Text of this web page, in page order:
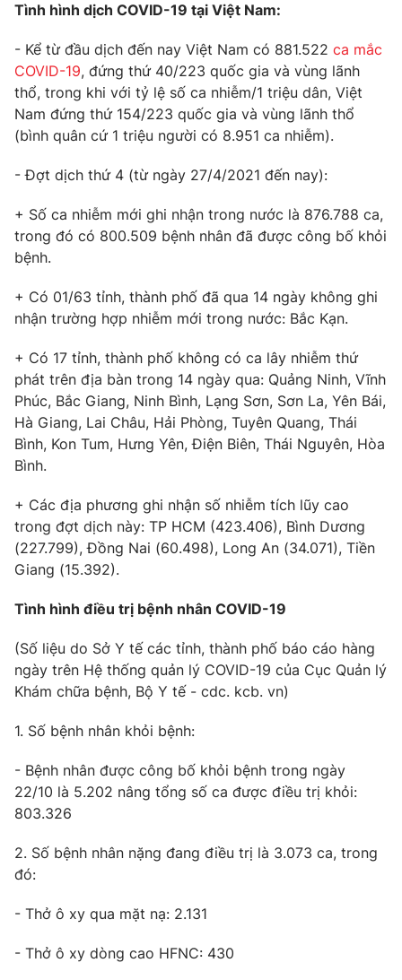
Tin tức
Thế giới đó đây
Câu chuyện quốc tế
Tài chính
Thị trường
Góc doanh nghiệp
Dữ liệu và đời sống
Truyền hình
Phim VTV
Hậu trường
Nhân vật
Giải sao mai
Điện ảnh
Âm nhạc
Sao
Đời sống
Làm đẹp
Chất lượng cuộc sống
Giáo dục
Tuyển sinh
Học trực tuyến
Công nghệ
Hitech Công nghệ tương lai
Sản phẩm
Thị trường
Giao lưu trực tuyến
Lịch phát sóng
Chuyên mục khác
Emagazine Podcast
Photo Infographic
Video Shorts video
Bất động sản
Thị trường 24h
VTV4 Vươn mình bằng AI
VTV9 VTV8
Liên hệ tòa soạn
Tình hình dịch COVID-19 tại Việt Nam:
- Kể từ đầu dịch đến nay Việt Nam có 881.522 ca mắc
COVID-19, đứng thứ 40/223 quốc gia và vùng lãnh
thổ, trong khi với tỷ lệ số ca nhiễm/1 triệu dân, Việt
Nam đứng thứ 154/223 quốc gia và vùng lãnh thổ
(bình quân cứ 1 triệu người có 8.951 ca nhiễm).
- Đợt dịch thứ 4 (từ ngày 27/4/2021 đến nay):
+ Số ca nhiễm mới ghi nhận trong nước là 876.788 ca,
trong đó có 800.509 bệnh nhân đã được công bố khỏi
bệnh.
+ Có 01/63 tỉnh, thành phố đã qua 14 ngày không ghi
nhận trường hợp nhiễm mới trong nước: Bắc Kạn.
+ Có 17 tỉnh, thành phố không có ca lây nhiễm thứ
phát trên địa bàn trong 14 ngày qua: Quảng Ninh, Vĩnh
Phúc, Bắc Giang, Ninh Bình, Lạng Sơn, Sơn La, Yên Bái,
Hà Giang, Lai Châu, Hải Phòng, Tuyên Quang, Thái
Bình, Kon Tum, Hưng Yên, Điện Biên, Thái Nguyên, Hòa
Bình.
+ Các địa phương ghi nhận số nhiễm tích lũy cao
trong đợt dịch này: TP HCM (423.406), Bình Dương
(227.799), Đồng Nai (60.498), Long An (34.071), Tiền
Giang (15.392).
Tình hình điều trị bệnh nhân COVID-19
(Số liệu do Sở Y tế các tỉnh, thành phố báo cáo hàng
ngày trên Hệ thống quản lý COVID-19 của Cục Quản lý
Khám chữa bệnh, Bộ Y tế - cdc. kcb. vn)
1. Số bệnh nhân khỏi bệnh:
- Bệnh nhân được công bố khỏi bệnh trong ngày
22/10 là 5.202 nâng tổng số ca được điều trị khỏi:
803.326
2. Số bệnh nhân nặng đang điều trị là 3.073 ca, trong
đó:
- Thở ô xy qua mặt nạ: 2.131
- Thở ô xy dòng cao HFNC: 430